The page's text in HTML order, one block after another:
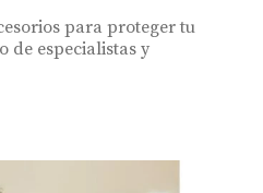
para proteger tu
de especialistas y